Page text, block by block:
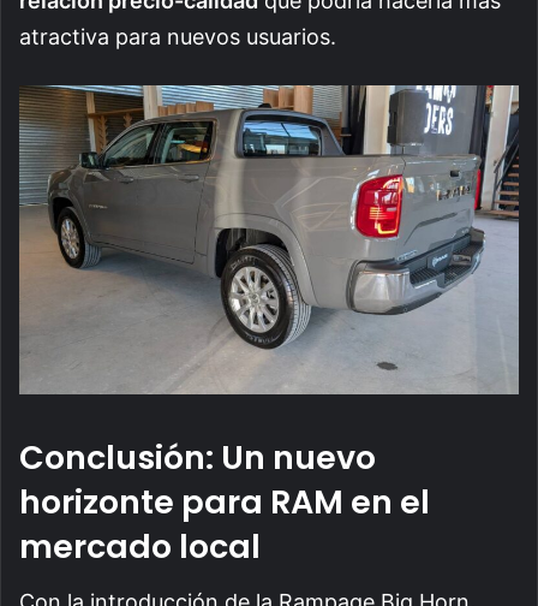
atractiva para nuevos usuarios.
Conclusión: Un nuevo
horizonte para RAM en el
mercado local